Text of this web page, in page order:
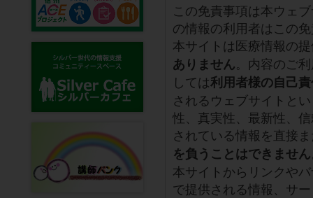
この免責事項は本ウェ
の情報の利用者はこの
本サイトは医療情報の
ありません。内容のご
しては利用者様の自己
されるウェブサイトと
性、真実性、最新性、
されている情報を直接
を負うことはできません
本サイトからリンクや
で提供される情報、サ